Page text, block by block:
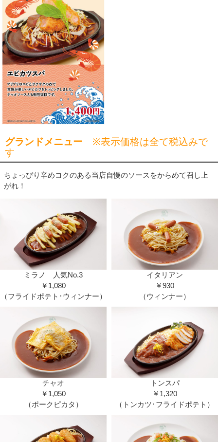
グランドメニュー ※表示価格は全て税込みで
す
ちょっぴり辛めコクのある当店自慢のソースをからめて召し上
がれ！
ミラノ 人気No.3
￥1,080
（フライドポテト･ウィンナー）
イタリアン
￥930
（ウィンナー）
チャオ
￥1,050
（ポークピカタ）
トンスパ
￥1,320
（トンカツ･フライドポテト）